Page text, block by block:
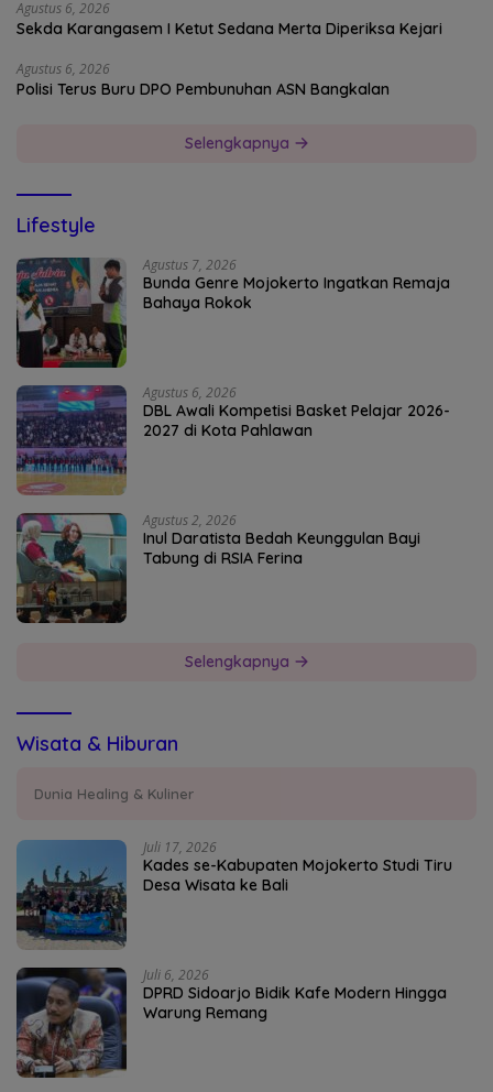
Agustus 6, 2026
Sekda Karangasem I Ketut Sedana Merta Diperiksa Kejari
Agustus 6, 2026
Polisi Terus Buru DPO Pembunuhan ASN Bangkalan
Selengkapnya
Lifestyle
Agustus 7, 2026
Bunda Genre Mojokerto Ingatkan Remaja
Bahaya Rokok
Agustus 6, 2026
DBL Awali Kompetisi Basket Pelajar 2026-
2027 di Kota Pahlawan
Agustus 2, 2026
Inul Daratista Bedah Keunggulan Bayi
Tabung di RSIA Ferina
Selengkapnya
Wisata & Hiburan
Dunia Healing & Kuliner
Juli 17, 2026
Kades se-Kabupaten Mojokerto Studi Tiru
Desa Wisata ke Bali
Juli 6, 2026
DPRD Sidoarjo Bidik Kafe Modern Hingga
Warung Remang